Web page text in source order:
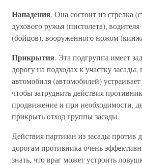
Нападения. Она состоит из стрелка
духового ружья (пистолета),
(бойцов), вооруженного ножом
Прикрытия. Эта подгруппа имеет
дорогу на подходах к участку засады,
автомобиля (автомобилей)
чтобы затруднить действия
продвижение и при необходимости,
прикрыть отход группы засады.
Действия партизан из засады против
дорогам противника очень
знать, что враг может устроить